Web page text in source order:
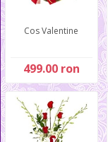
Cos Valentine
499.00 ron